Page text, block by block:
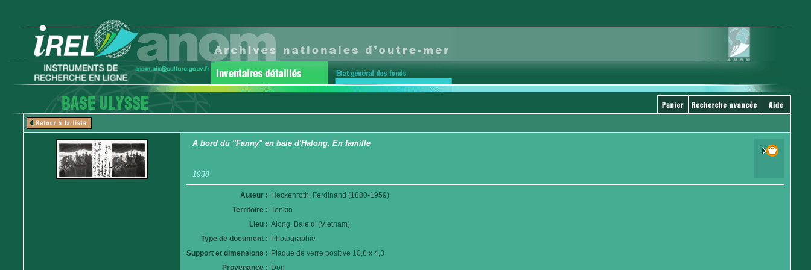
A bord du "Fanny" en baie d'Halong. En famille
1938
Auteur : Heckenroth, Ferdinand (1880-1959)
Territoire : Tonkin
Lieu : Along, Baie d' (Vietnam)
Type de document : Photographie
Support et dimensions : Plaque de verre positive 10,8 x 4,3
Provenance : Don